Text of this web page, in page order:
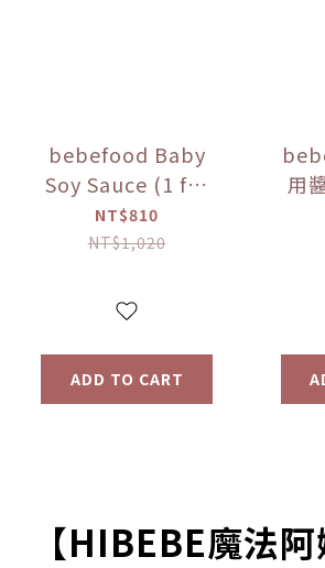
bebefood Baby
Soy Sauce (1 for
Soup + 1 for
Dipping) +
Seasoned Sea
Offer)
NT$810
NT$1,020
ADD TO CART
用
【HIBEBE魔法阿